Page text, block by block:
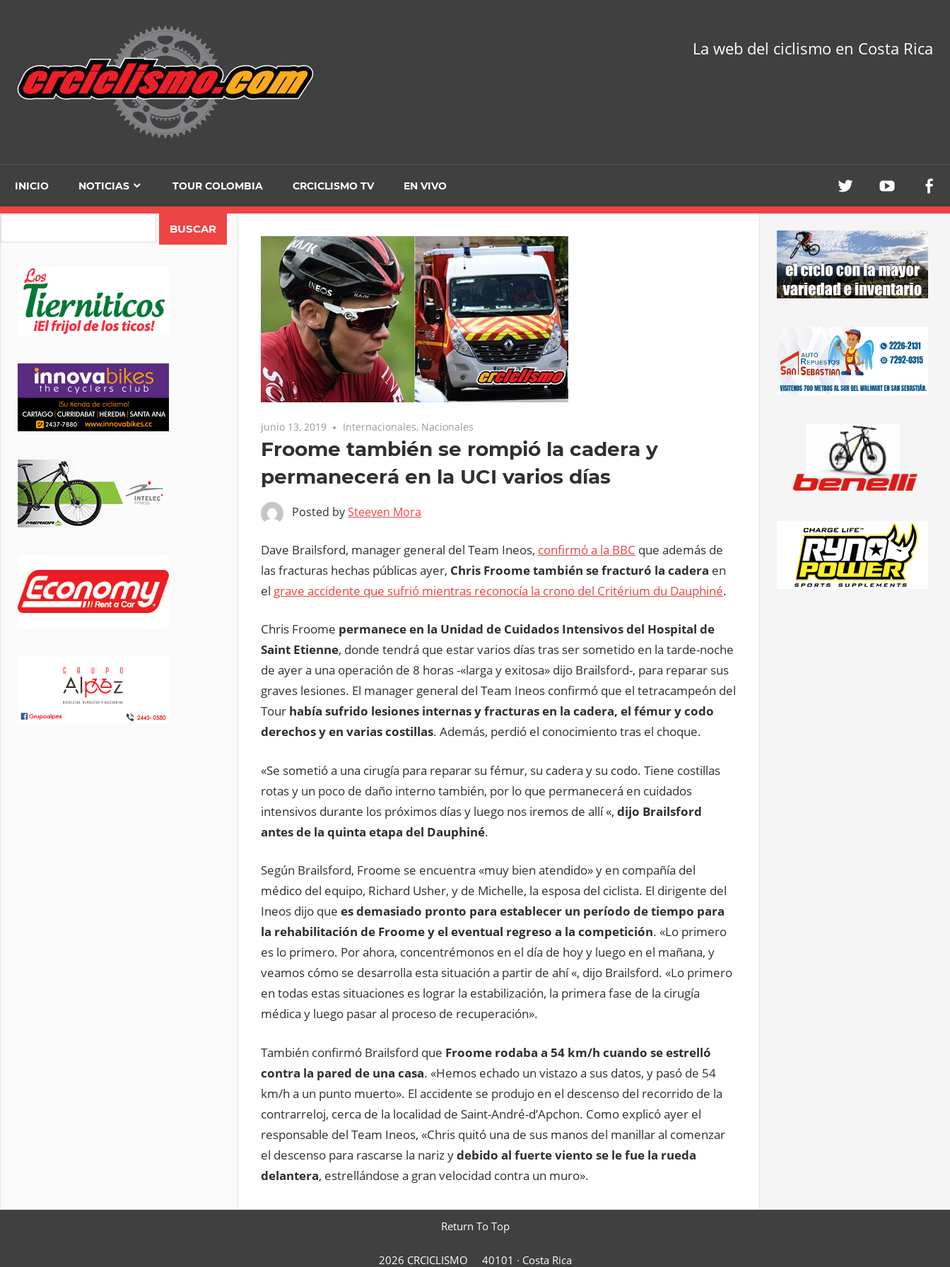
La web del ciclismo en Costa Rica
INICIO NOTICIAS TOUR COLOMBIA CRCICLISMO TV EN VIVO
junio 13, 2019 Internacionales, Nacionales
Froome también se rompió la cadera y
permanecerá en la UCI varios días
Posted bySteeven Mora
Dave Brailsford, manager general del Team Ineos, confirmó a la BBC que además de
las fracturas hechas públicas ayer, Chris Froome también se fracturó la cadera en
el grave accidente que sufrió mientras reconocía la crono del Critérium du Dauphiné.
Chris Froome permanece en la Unidad de Cuidados Intensivos del Hospital de
Saint Etienne, donde tendrá que estar varios días tras ser sometido en la tarde-noche
de ayer a una operación de 8 horas -«larga y exitosa» dijo Brailsford-, para reparar sus
graves lesiones. El manager general del Team Ineos confirmó que el tetracampeón del
Tour había sufrido lesiones internas y fracturas en la cadera, el fémur y codo
derechos y en varias costillas. Además, perdió el conocimiento tras el choque.
«Se sometió a una cirugía para reparar su fémur, su cadera y su codo. Tiene costillas
rotas y un poco de daño interno también, por lo que permanecerá en cuidados
intensivos durante los próximos días y luego nos iremos de allí «, dijo Brailsford
antes de la quinta etapa del Dauphiné.
Según Brailsford, Froome se encuentra «muy bien atendido» y en compañía del
médico del equipo, Richard Usher, y de Michelle, la esposa del ciclista. El dirigente del
Ineos dijo que es demasiado pronto para establecer un período de tiempo para
la rehabilitación de Froome y el eventual regreso a la competición. «Lo primero
es lo primero. Por ahora, concentrémonos en el día de hoy y luego en el mañana, y
veamos cómo se desarrolla esta situación a partir de ahí «, dijo Brailsford. «Lo primero
en todas estas situaciones es lograr la estabilización, la primera fase de la cirugía
médica y luego pasar al proceso de recuperación».
También confirmó Brailsford que Froome rodaba a 54 km/h cuando se estrelló
contra la pared de una casa. «Hemos echado un vistazo a sus datos, y pasó de 54
km/h a un punto muerto». El accidente se produjo en el descenso del recorrido de la
contrarreloj, cerca de la localidad de Saint-André-d’Apchon. Como explicó ayer el
responsable del Team Ineos, «Chris quitó una de sus manos del manillar al comenzar
el descenso para rascarse la nariz ydebido al fuerte viento se le fue la rueda
delantera, estrellándose a gran velocidad contra un muro».
Return To Top
2026 CRCICLISMO 40101 · Costa Rica